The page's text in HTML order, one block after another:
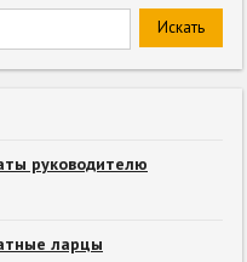
руководителю
ларцы